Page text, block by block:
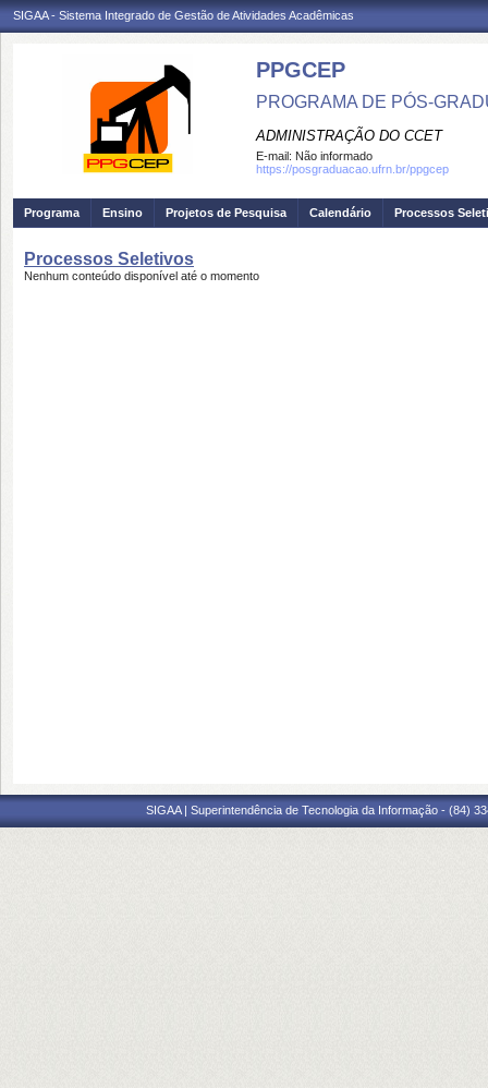
SIGAA - Sistema Integrado de Gestão de Atividades Acadêmicas
PPGCEP
PROGRAMA DE PÓS-
ADMINISTRAÇÃO DO CCET
E-mail: Não informado
https://posgraduacao.ufrn.br/ppgcep
Programa Ensino Projetos de Pesquisa Calendário Processos
Processos Seletivos
Nenhum conteúdo disponível até o momento
SIGAA | Superintendência de Tecnologia da Informação - (84)